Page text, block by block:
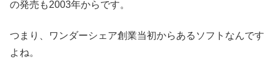
の発売も2003年からです。
つまり、ワンダーシェア創業当初からあるソフトなんです
よね。